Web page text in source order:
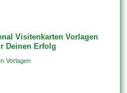
Visitenkarten Vorlagen
Deinen Erfolg
Vorlagen